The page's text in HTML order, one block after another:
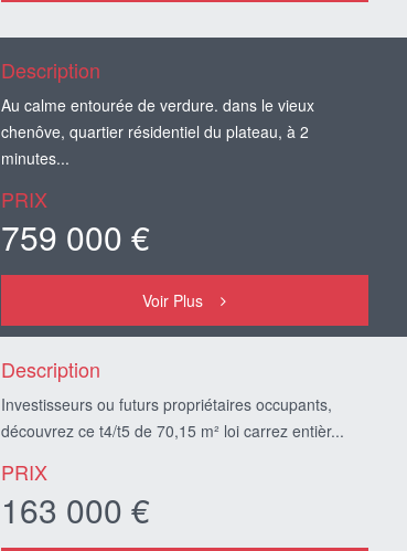
Description
Au calme entourée de verdure. dans le vieux
chenôve, quartier résidentiel du plateau, à 2
minutes...
PRIX
759 000 €
Voir Plus
Description
Investisseurs ou futurs propriétaires occupants,
découvrez ce t4/t5 de 70,15 m² loi carrez entièr...
PRIX
163 000 €